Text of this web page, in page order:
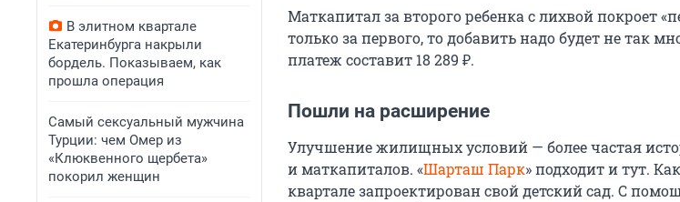
В элитном квартале
Екатеринбурга накрыли
бордель. Показываем, как
прошла операция
Самый сексуальный мужчина
Турции: чем Омер из
«Клюквенного щербета»
покорил женщин
Маткапитал за второго ребенка с лихвой покроет
только за первого, то добавить надо будет не так
платеж составит 18 289 ₽.
Пошли на расширение
Улучшение жилищных условий — более частая
и маткапиталов. «Шарташ Парк» подходит и тут.
квартале запроектирован свой детский сад. С